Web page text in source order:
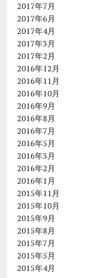
2017年7月
2017年6月
2017年4月
2017年3月
2017年2月
2016年12月
2016年11月
2016年10月
2016年9月
2016年8月
2016年7月
2016年5月
2016年3月
2016年2月
2016年1月
2015年11月
2015年10月
2015年9月
2015年8月
2015年7月
2015年5月
2015年4月